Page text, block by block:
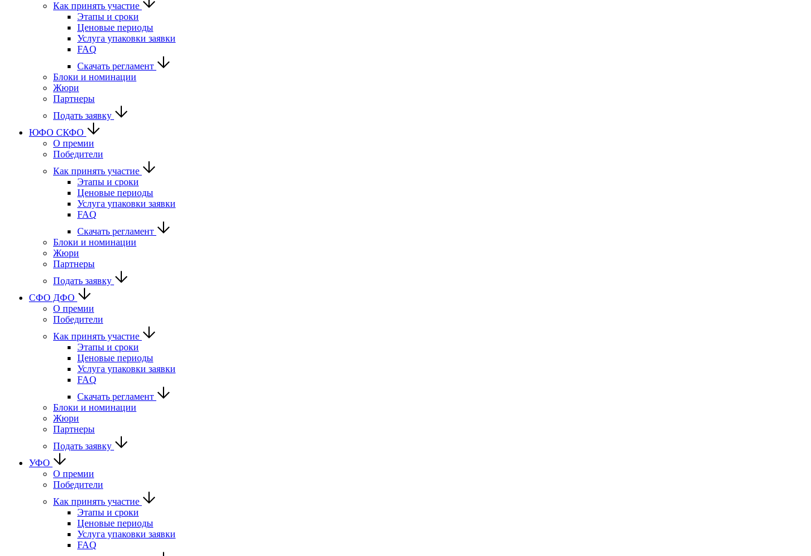
Как принять участие
Этапы и сроки
Ценовые периоды
Услуга упаковки заявки
FAQ
Скачать регламент
Блоки и номинации
Жюри
Партнеры
Подать заявку
ЮФО СКФО
О премии
Победители
Как принять участие
Этапы и сроки
Ценовые периоды
Услуга упаковки заявки
FAQ
Скачать регламент
Блоки и номинации
Жюри
Партнеры
Подать заявку
CФО ДФО
О премии
Победители
Как принять участие
Этапы и сроки
Ценовые периоды
Услуга упаковки заявки
FAQ
Скачать регламент
Блоки и номинации
Жюри
Партнеры
Подать заявку
УФО
О премии
Победители
Как принять участие
Этапы и сроки
Ценовые периоды
Услуга упаковки заявки
FAQ